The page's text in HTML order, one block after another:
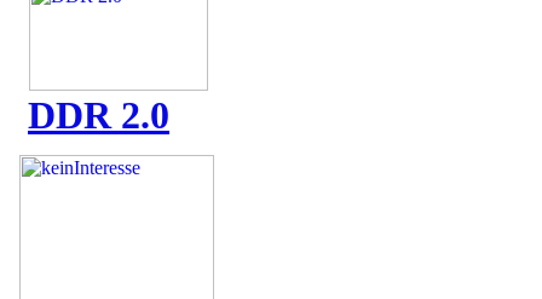
DDR 2.0